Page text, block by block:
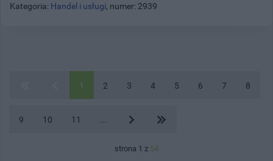
Kategoria: Handel i usługi, numer: 2939
1 2 3 4 5 6 7 8
9 10 11
strona 1 z 54